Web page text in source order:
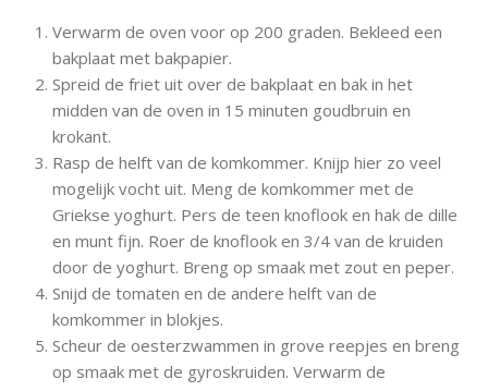
Verwarm de oven voor op 200 graden. Bekleed een
bakplaat met bakpapier.
Spreid de friet uit over de bakplaat en bak in het
midden van de oven in 15 minuten goudbruin en
krokant.
Rasp de helft van de komkommer. Knijp hier zo veel
mogelijk vocht uit. Meng de komkommer met de
Griekse yoghurt. Pers de teen knoflook en hak de dille
en munt fijn. Roer de knoflook en 3/4 van de kruiden
door de yoghurt. Breng op smaak met zout en peper.
Snijd de tomaten en de andere helft van de
komkommer in blokjes.
Scheur de oesterzwammen in grove reepjes en breng
op smaak met de gyroskruiden. Verwarm de